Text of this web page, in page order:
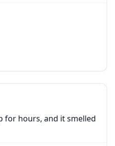
for hours, and it smelled